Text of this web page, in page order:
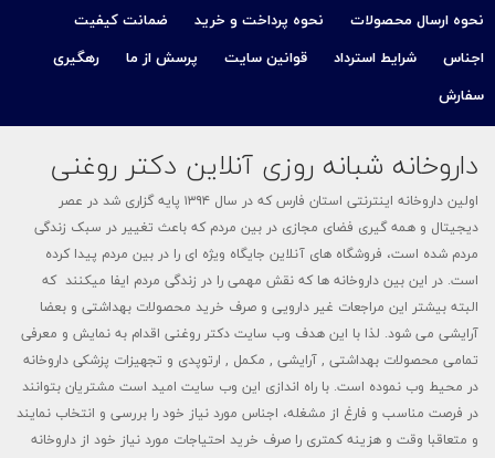
نحوه ارسال محصولات نحوه پرداخت و خرید
ضمانت کیفیت
اجناس
شرایط استرداد قوانین سایت پرسش از ما
رهگیری
سفارش
داروخانه شبانه روزی آنلاین دکتر روغنی
اولین داروخانه اینترنتی استان فارس که در سال ۱۳۹۴ پایه گزاری شد در عصر
دیجیتال و همه گیری فضای مجازی در بین مردم که باعث تغییر در سبک زندگی
مردم شده است، فروشگاه های آنلاین جایگاه ویژه ای را در بین مردم پیدا کرده
است. در این بین داروخانه ها که نقش مهمی را در زندگی مردم ایفا میکنند که
البته بیشتر این مراجعات غیر دارویی و صرف خرید محصولات بهداشتی و بعضا
آرایشی می شود. لذا با این هدف وب سایت دکتر روغنی اقدام به نمایش و معرفی
تمامی محصولات بهداشتی , آرایشی , مکمل , ارتوپدی و تجهیزات پزشکی داروخانه
در محیط وب نموده است. با راه اندازی این وب سایت امید است مشتریان بتوانند
در فرصت مناسب و فارغ از مشغله، اجناس مورد نیاز خود را بررسی و انتخاب نمایند
و متعاقبا وقت و هزینه کمتری را صرف خرید احتیاجات مورد نیاز خود از داروخانه